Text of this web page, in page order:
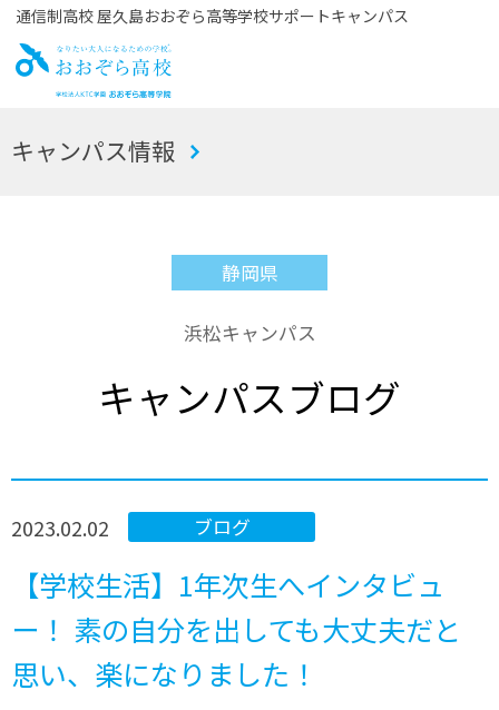
通信制高校 屋久島おおぞら高等学校サポートキャンパス
お
キャンパス情報
静岡県
浜松キャンパス
キャンパスブログ
ブログ
2023.02.02
【学校生活】1年次生へインタビュ
ー！ 素の自分を出しても大丈夫だと
思い、楽になりました！